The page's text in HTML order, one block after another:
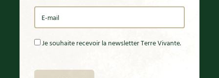
Je souhaite recevoir la newsletter Terre Vivante.